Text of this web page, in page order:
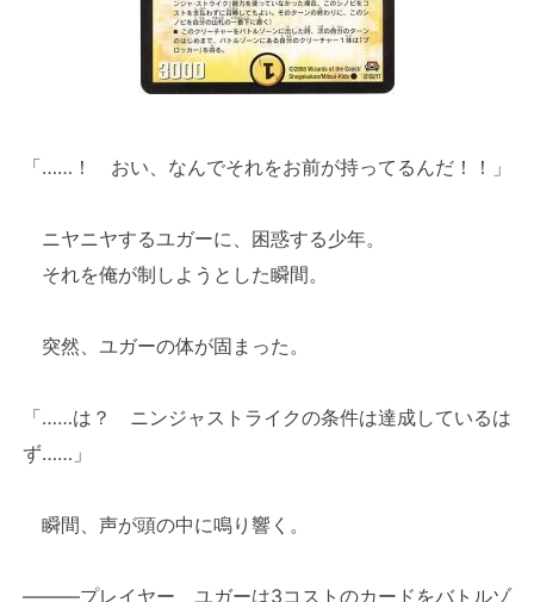
「……！ おい、なんでそれをお前が持ってるんだ！！」
ニヤニヤするユガーに、困惑する少年。
それを俺が制しようとした瞬間。
突然、ユガーの体が固まった。
「……は？ ニンジャストライクの条件は達成しているは
ず……」
瞬間、声が頭の中に鳴り響く。
―――プレイヤー ユガーは3コストのカードをバトルゾ